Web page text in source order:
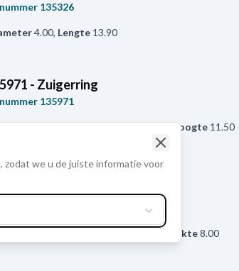
135326
4.00, Lengte 13.90
- Zuigerring
135971
50.25,Buitendiameter70.00,Hoogte 11.50
- Onderdelenset
Dikte8.00
we u de juiste informatie voor